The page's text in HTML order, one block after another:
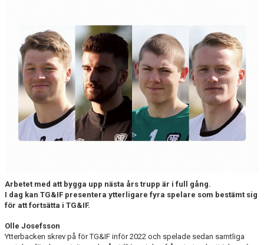
CUPER ARBETSBESKRIVNING
PLANSCHEMA
Arbetet med att bygga upp nästa års trupp är i full gång.
I dag kan TG&IF presentera ytterligare fyra spelare som bestämt sig
för att fortsätta i TG&IF.
Olle Josefsson
Ytterbacken skrev på för TG&IF inför 2022 och spelade sedan samtliga